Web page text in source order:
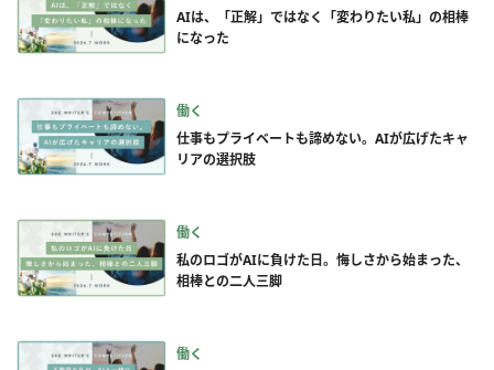
AIは、「正解」ではなく「変わりたい私」の相棒
になった
働く
仕事もプライベートも諦めない。AIが広げたキャ
リアの選択肢
働く
私のロゴがAIに負けた日。悔しさから始まった、
相棒との二人三脚
働く